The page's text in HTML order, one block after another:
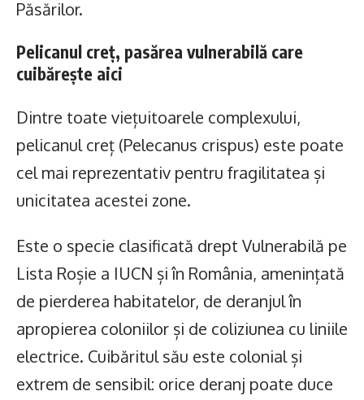
Păsărilor.
Pelicanul creț, pasărea vulnerabilă care
cuibărește aici
Dintre toate viețuitoarele complexului,
pelicanul creț (Pelecanus crispus) este poate
cel mai reprezentativ pentru fragilitatea și
unicitatea acestei zone.
Este o specie clasificată drept Vulnerabilă pe
Lista Roșie a IUCN și în România, amenințată
de pierderea habitatelor, de deranjul în
apropierea coloniilor și de coliziunea cu liniile
electrice. Cuibăritul său este colonial și
extrem de sensibil: orice deranj poate duce